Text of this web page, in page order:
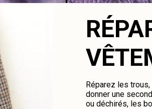
Réparez les
donner une
ou déchirés, les